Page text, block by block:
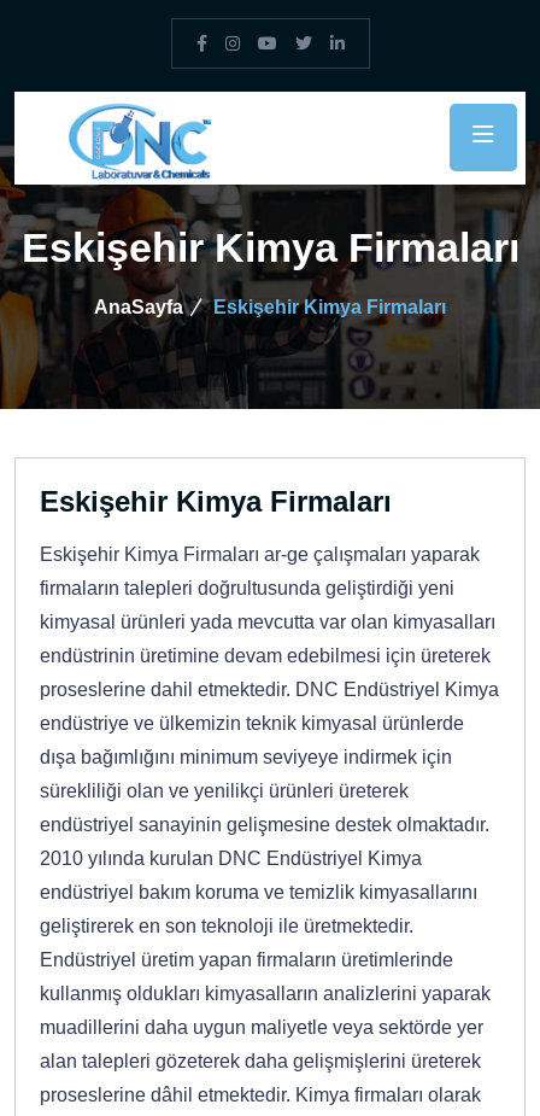
Eskişehir Kimya Firmaları
AnaSayfa Eskişehir Kimya Firmaları
Eskişehir Kimya Firmaları
Eskişehir Kimya Firmaları ar-ge çalışmaları yaparak
firmaların talepleri doğrultusunda geliştirdiği yeni
kimyasal ürünleri yada mevcutta var olan kimyasalları
endüstrinin üretimine devam edebilmesi için üreterek
proseslerine dahil etmektedir. DNC Endüstriyel Kimya
endüstriye ve ülkemizin teknik kimyasal ürünlerde
dışa bağımlığını minimum seviyeye indirmek için
sürekliliği olan ve yenilikçi ürünleri üreterek
endüstriyel sanayinin gelişmesine destek olmaktadır.
2010 yılında kurulan DNC Endüstriyel Kimya
endüstriyel bakım koruma ve temizlik kimyasallarını
geliştirerek en son teknoloji ile üretmektedir.
Endüstriyel üretim yapan firmaların üretimlerinde
kullanmış oldukları kimyasalların analizlerini yaparak
muadillerini daha uygun maliyetle veya sektörde yer
alan talepleri gözeterek daha gelişmişlerini üreterek
proseslerine dâhil etmektedir. Kimya firmaları olarak